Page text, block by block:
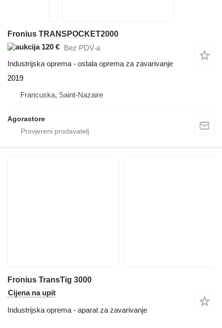
Fronius TRANSPOCKET2000
120 € Bez PDV-a
Industrijska oprema - ostala oprema za zavarivanje
2019
Francuska, Saint-Nazaire
Agorastore
Fronius TransTig 3000
Cijena na upit
Industrijska oprema - aparat za zavarivanje